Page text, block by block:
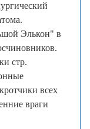
Элькон" в
стр.
всех
враги